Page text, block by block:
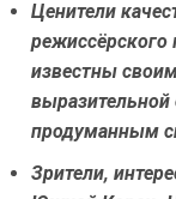
Ценители
режиссёрского
известны
выразительной
продуманным
Зрители,